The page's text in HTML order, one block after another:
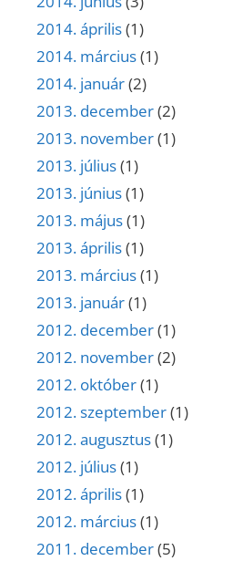
2014. április(1)
2014. március(1)
2014. január(2)
2013. december(2)
2013. november(1)
2013. július(1)
2013. június(1)
2013. május(1)
2013. április(1)
2013. március(1)
2013. január(1)
2012. december(1)
2012. november(2)
2012. október(1)
2012. szeptember(1)
2012. augusztus(1)
2012. július(1)
2012. április(1)
2012. március(1)
2011. december(5)